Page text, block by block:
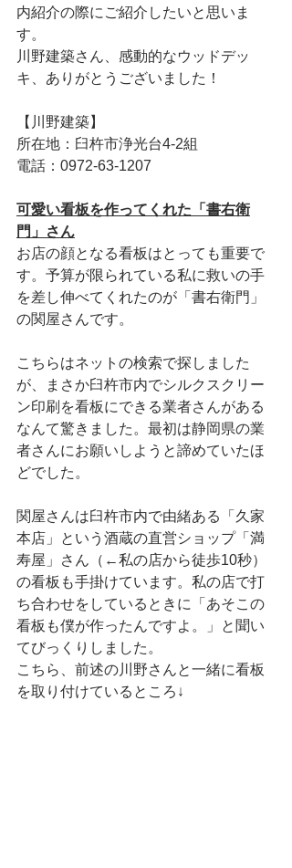
内紹介の際にご紹介したいと思いま
す。
川野建築さん、感動的なウッドデッ
キ、ありがとうございました！
【川野建築】
所在地：臼杵市浄光台4-2組
電話：0972-63-1207
可愛い看板を作ってくれた「書右衛
門」さん
お店の顔となる看板はとっても重要で
す。予算が限られている私に救いの手
を差し伸べてくれたのが「書右衛門」
の関屋さんです。
こちらはネットの検索で探しました
が、まさか臼杵市内でシルクスクリー
ン印刷を看板にできる業者さんがある
なんて驚きました。最初は静岡県の業
者さんにお願いしようと諦めていたほ
どでした。
関屋さんは臼杵市内で由緒ある「久家
本店」という酒蔵の直営ショップ「満
寿屋」さん（←私の店から徒歩10秒）
の看板も手掛けています。私の店で打
ち合わせをしているときに「あそこの
看板も僕が作ったんですよ。」と聞い
てびっくりしました。
こちら、前述の川野さんと一緒に看板
を取り付けているところ↓